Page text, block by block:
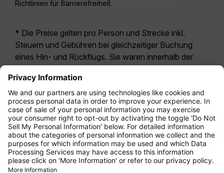
Richtlinien für Barrierefreiheit.
* Die Preise gelten pro Person und Strecke inkl.
Steuern und Gebühren bei gleichzeitiger Buchung
eines Hin- und Rückflugs. Sie waren innerhalb der
möglicherweise nicht mehr aktuell. Bei den für die
Economy Class angegebenen Tarifen handelt es
sich i.d.R. um Economy Zero, unsere restriktivste
Tarifoption. Es können hierfür zusätzliche Gebühren
fürAufgabegepäck oder für andere optionale
Leistungen anfallen. Es gelten dieAllgemeinen
Geschäftsbedingungen .